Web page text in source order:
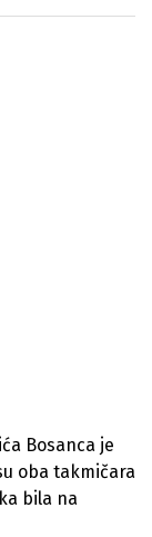
Bosanca je
oba takmičara
bila na